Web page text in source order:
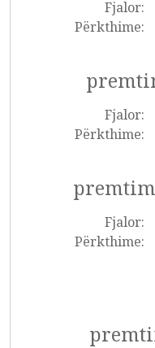
Fjalor:
Përkthime:
Fjalor:
Përkthime:
Fjalor:
Përkthime: